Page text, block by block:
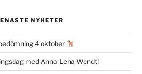
NYHETER
4 oktober
med Anna-Lena Wendt!